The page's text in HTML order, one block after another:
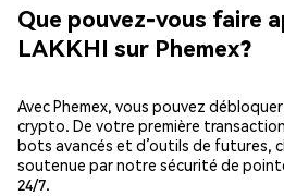
Que pouvez-vous faire
LAKKHI sur Phemex?
Avec Phemex, vous pouvez
crypto. De votre première
bots avancés et d’outils de futures,
soutenue par notre sécurité de
24/7.